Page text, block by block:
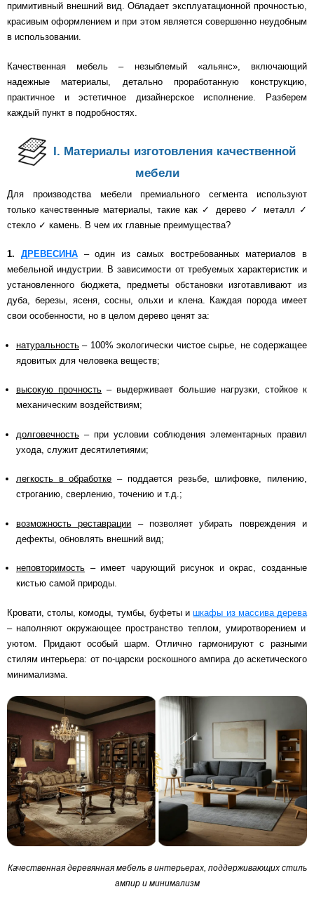
примитивный внешний вид. Обладает эксплуатационной прочностью,
красивым оформлением и при этом является совершенно неудобным
в использовании.
Качественная мебель – незыблемый «альянс», включающий
надежные материалы, детально проработанную конструкцию,
практичное и эстетичное дизайнерское исполнение. Разберем
каждый пункт в подробностях.
I. Материалы изготовления качественной
мебели
Для производства мебели премиального сегмента используют
только качественные материалы, такие как ✓ дерево ✓ металл ✓
стекло ✓ камень. В чем их главные преимущества?
1. ДРЕВЕСИНА– один из самых востребованных материалов в
мебельной индустрии. В зависимости от требуемых характеристик и
установленного бюджета, предметы обстановки изготавливают из
дуба, березы, ясеня, сосны, ольхи и клена. Каждая порода имеет
свои особенности, но в целом дерево ценят за:
натуральность – 100% экологически чистое сырье, не содержащее
ядовитых для человека веществ;
высокую прочность – выдерживает большие нагрузки, стойкое к
механическим воздействиям;
долговечность – при условии соблюдения элементарных правил
ухода, служит десятилетиями;
легкость в обработке – поддается резьбе, шлифовке, пилению,
строганию, сверлению, точению и т.д.;
возможность реставрации – позволяет убирать повреждения и
дефекты, обновлять внешний вид;
неповторимость – имеет чарующий рисунок и окрас, созданные
кистью самой природы.
Кровати, столы, комоды, тумбы, буфеты ишкафы из массива дерева
– наполняют окружающее пространство теплом, умиротворением и
уютом. Придают особый шарм. Отлично гармонируют с разными
стилям интерьера: от по-царски роскошного ампира до аскетического
минимализма.
Качественная деревянная мебель в интерьерах, поддерживающих стиль
ампир и минимализм